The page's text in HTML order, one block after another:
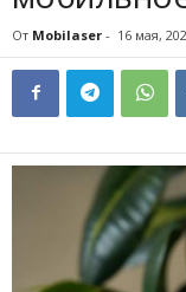
От Mobilaser - 16 мая,